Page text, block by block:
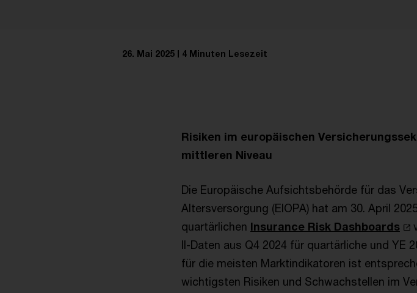
26. Mai 2025 4 Minuten Lesezeit
Risiken im europäischen
mittleren Niveau
Die Europäische Aufsichtsbehörde für das
Altersversorgung (EIOPA) hat am 30. April
quartärlichen Insurance Risk Dashboards
II-Daten aus Q4 2024 für quartärliche und YE
für die meisten Marktindikatoren ist
wichtigsten Risiken und Schwachstellen im